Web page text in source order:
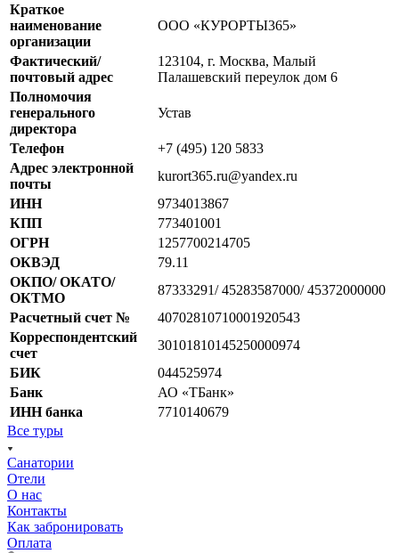
Краткое
наименование
организации
ООО «КУРОРТЫ365»
Фактический/
почтовый адрес
123104, г. Москва, Малый
Палашевский переулок дом 6
Полномочия
генерального
директора
Устав
Телефон
+7 (495) 120 5833
Адрес электронной
почты
kurort365.ru@yandex.ru
ИНН
9734013867
КПП
773401001
ОГРН
1257700214705
ОКВЭД
79.11
ОКПО/ ОКАТО/
ОКТМО
87333291/ 45283587000/ 45372000000
Расчетный счет №
40702810710001920543
Корреспондентский
счет
30101810145250000974
БИК
044525974
Банк
АО «ТБанк»
ИНН банка
7710140679
Все туры
Санатории
Отели
О нас
Контакты
Как забронировать
Оплата